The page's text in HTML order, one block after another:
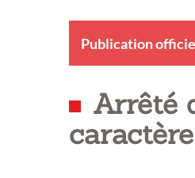
Publication
Arrêté